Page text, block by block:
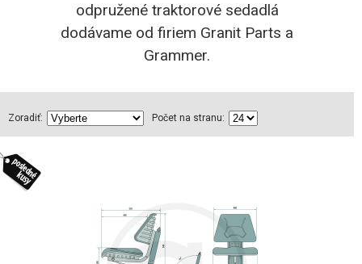
odpružené traktorové sedadlá
dodávame od firiem Granit Parts a
Grammer.
Zoradiť: Počet na stranu: